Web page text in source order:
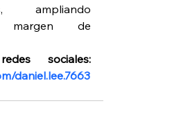
ampliando
margen de
Sígueme en mis redes sociales:
daniel.lee.7663